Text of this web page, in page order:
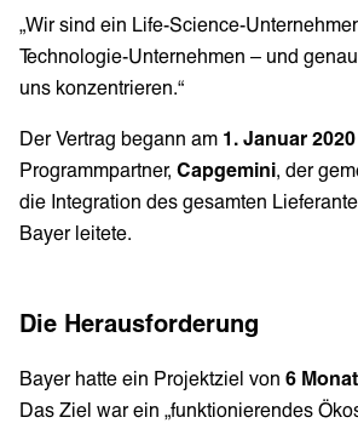
„Wir sind ein Life-Science-
Technologie-Unternehmen – und
uns konzentrieren.“
Der Vertrag begann am 1. Januar 2020
Programmpartner, Capgemini, der
die Integration des gesamten
Bayer leitete.
Die Herausforderung
Bayer hatte ein Projektziel von 6
Das Ziel war ein „funktionierendes